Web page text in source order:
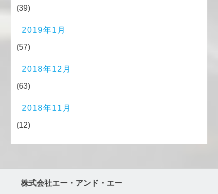
(39)
2019年1月
(57)
2018年12月
(63)
2018年11月
(12)
株式会社エー・アンド・エー